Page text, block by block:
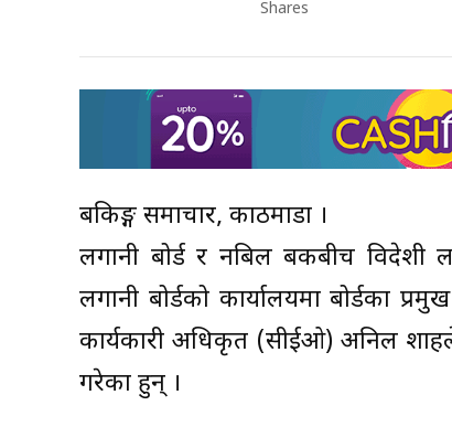
Shares
बैंकिङ्ग समाचार, काठमाडौं ।
लगानी बोर्ड र नबिल बैंकबीच विदेशी
लगानी बोर्डको कार्यालयमा बोर्डका
कार्यकारी अधिकृत (सीईओ) अनिल शाहले
गरेका हुन् ।